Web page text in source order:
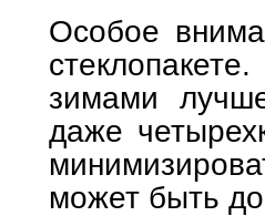
Особое
зимами
даже
может быть